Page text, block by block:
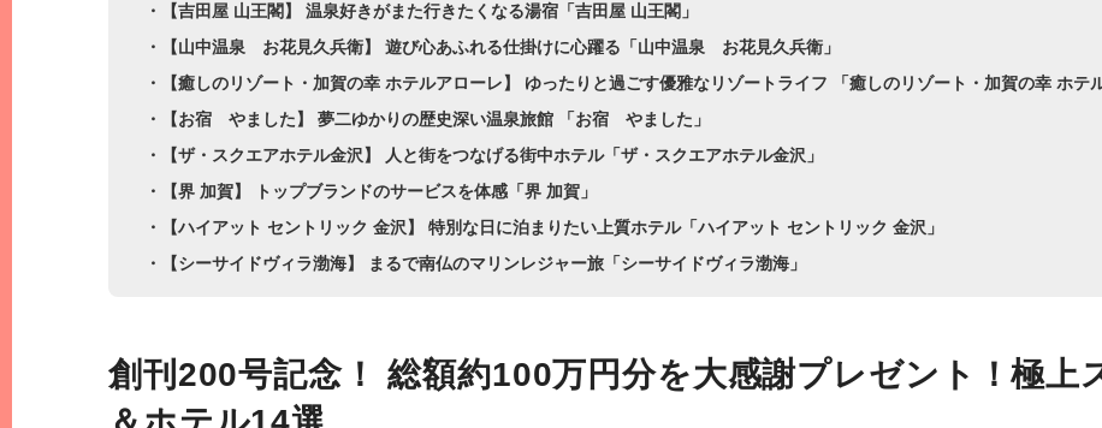
・【吉田屋 山王閣】 温泉好きがまた行きたくなる湯宿「吉田屋 山王閣」
・【山中温泉 お花見久兵衛】 遊び心あふれる仕掛けに心躍る「山中温泉 お花見久兵衛」
・【癒しのリゾート・加賀の幸 ホテルアローレ】 ゆったりと過ごす優雅なリゾートライフ 「癒しのリゾート・加賀の幸 ホテ
・【お宿 やました】 夢二ゆかりの歴史深い温泉旅館 「お宿 やました」
・【ザ・スクエアホテル金沢】 人と街をつなげる街中ホテル「ザ・スクエアホテル金沢」
・【界 加賀】 トップブランドのサービスを体感「界 加賀」
・【ハイアット セントリック 金沢】 特別な日に泊まりたい上質ホテル「ハイアット セントリック 金沢」
・【シーサイドヴィラ渤海】 まるで南仏のマリンレジャー旅「シーサイドヴィラ渤海」
創刊200号記念！ 総額約100万円分を大感謝プレゼント！極上